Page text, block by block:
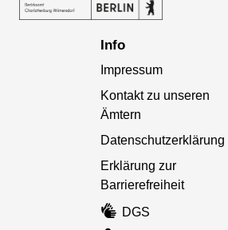
Info
Impressum
Kontakt zu unseren
Ämtern
Datenschutzerklärung
Erklärung zur
Barrierefreiheit
DGS